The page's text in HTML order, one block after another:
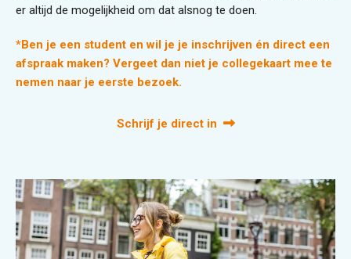
er altijd de mogelijkheid om dat alsnog te doen.
*Ben je een student en wil je je inschrijven én direct een
afspraak maken? Vergeet dan niet je collegekaart mee te
nemen naar je eerste bezoek.
Schrijf je direct in